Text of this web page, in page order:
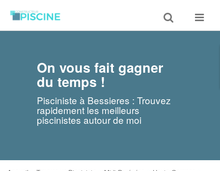
Toggle
search
Toggle
On vous fait gagner
du temps !
Pisciniste à Bessieres : Trouvez
rapidement les meilleurs
piscinistes autour de moi